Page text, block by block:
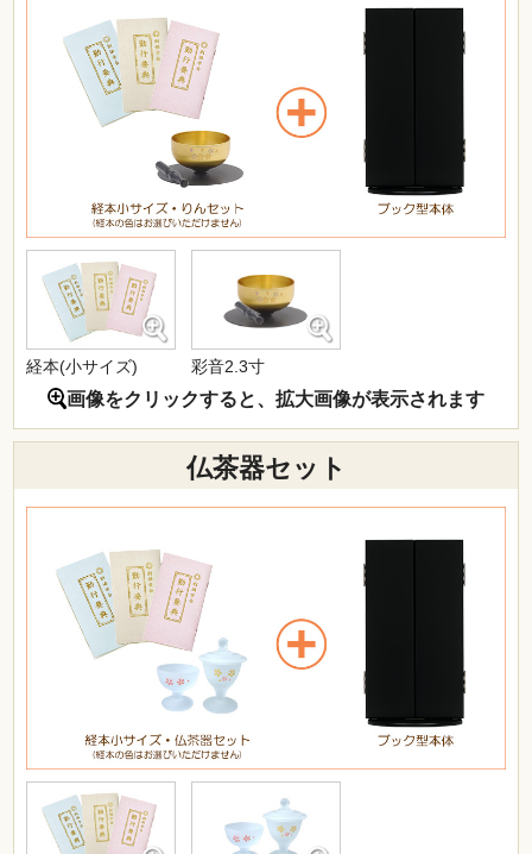
経本(小サイズ) 彩音2.3寸
画像をクリックすると、拡大画像が表示されます
仏茶器セット